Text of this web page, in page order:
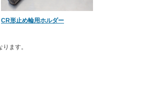
CR形止め輪用ホルダー
ます。